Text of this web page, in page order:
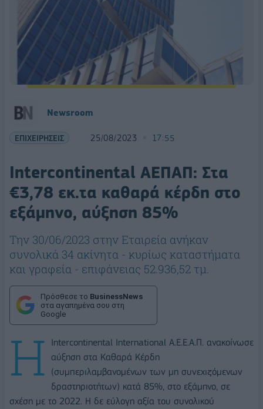
Newsroom
ΕΠΙΧΕΙΡΗΣΕΙΣ 25/08/2023 17:55
Intercontinental ΑΕΠΑΠ: Στα
€3,78 εκ.τα καθαρά κέρδη στο
εξάμηνο, αύξηση 85%
Την 30/06/2023 στην Εταιρεία ανήκαν
συνολικά 34 ακίνητα - κυρίως καταστήματα
και γραφεία - επιφάνειας 52.936,52 τμ.
Πρόσθεσε το BusinessNews
στα αγαπημένα σου στη
Google
Η
Intercontinental International Α.Ε.Ε.Α.Π. ανακοίνωσε
αύξηση στα Καθαρά Κέρδη
(συμπεριλαμβανομένων των μη συνεχιζόμενων
δραστηριοτήτων) κατά 85%, στο εξάμηνο, σε
σχέση με το 2022. Η δε εύλογη αξία του συνολικού